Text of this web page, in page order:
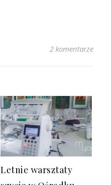
2 komentarze
Letnie warsztaty